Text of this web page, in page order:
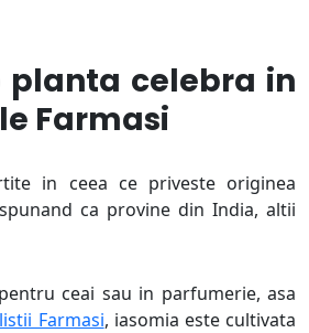
planta celebra in
Farmasi
in ceea ce priveste originea
ca provine din India, altii
ceai sau in parfumerie, asa
Farmasi, iasomia este cultivata